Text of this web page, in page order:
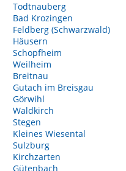
Todtnauberg
Bad Krozingen
Feldberg (Schwarzwald)
Häusern
Schopfheim
Weilheim
Breitnau
Gutach im Breisgau
Görwihl
Waldkirch
Stegen
Kleines Wiesental
Sulzburg
Kirchzarten
Gütenbach